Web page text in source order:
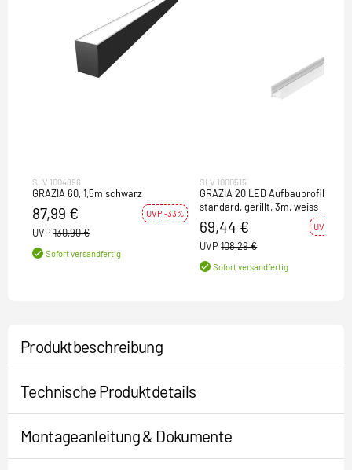
SLV 1004896
GRAZIA 60, 1,5m schwarz
87,99 € UVP -33%
UVP 130,90 €
Sofort versandfertig
SLV 1000515
GRAZIA 20 LED Aufbauprofil,
standard, gerillt, 3m, weiss
69,44 € UVP -36%
UVP 108,29 €
Sofort versandfertig
Produktbeschreibung
Technische Produktdetails
Montageanleitung & Dokumente